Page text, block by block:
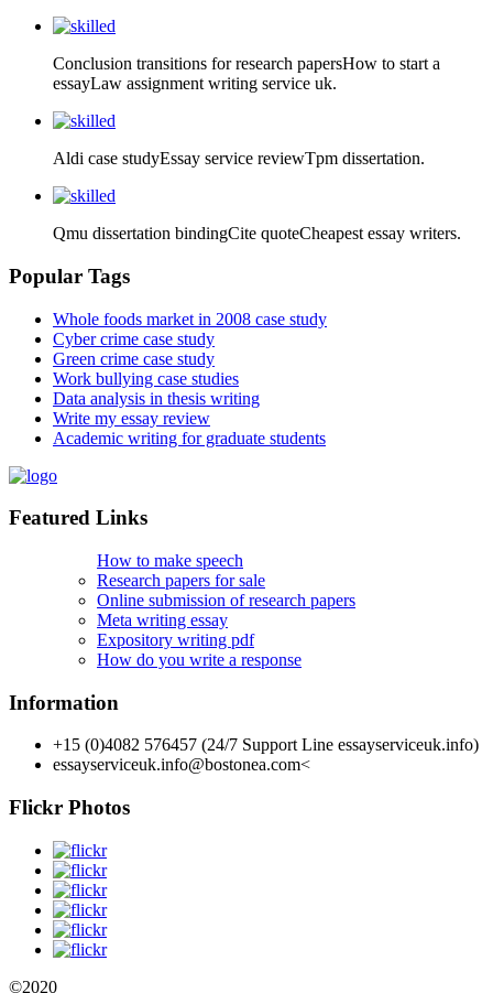
Conclusion transitions for research papersHow to start a
essayLaw assignment writing service uk.
Aldi case studyEssay service reviewTpm dissertation.
Qmu dissertation bindingCite quoteCheapest essay writers.
Popular Tags
Whole foods market in 2008 case study
Cyber crime case study
Green crime case study
Work bullying case studies
Data analysis in thesis writing
Write my essay review
Academic writing for graduate students
Featured Links
How to make speech
Research papers for sale
Online submission of research papers
Meta writing essay
Expository writing pdf
How do you write a response
Information
+15 (0)4082 576457 (24/7 Support Line essayserviceuk.info)
essayserviceuk.info@bostonea.com<
Flickr Photos
©2020